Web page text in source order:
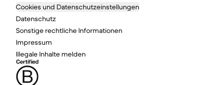
Cookies und Datenschutzeinstellungen
Datenschutz
Sonstige rechtliche Informationen
Impressum
Illegale Inhalte melden